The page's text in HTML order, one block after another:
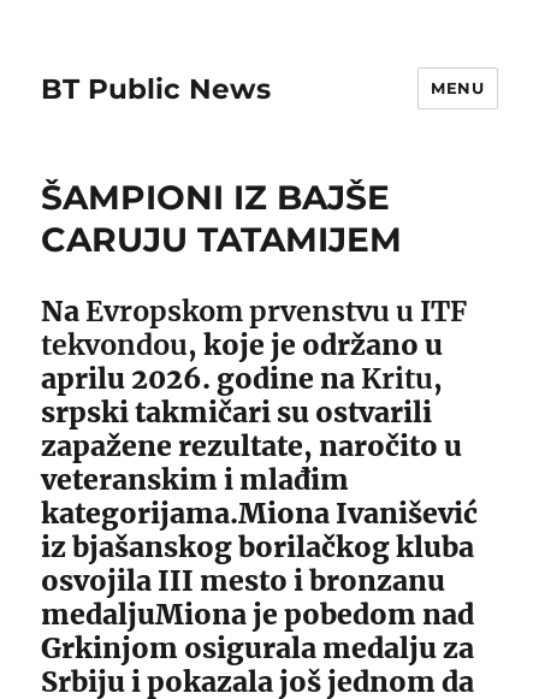
BT Public News MENU
ŠAMPIONI IZ BAJŠE
CARUJU TATAMIJEM
NaEvropskom prvenstvu u ITF
tekvondou, koje je održano u
aprilu 2026. godine na Kritu,
srpski takmičari su ostvarili
zapažene rezultate, naročito u
veteranskim i mlađim
kategorijama.Miona Ivanišević
iz bjašanskog borilačkog kluba
osvojila III mesto i bronzanu
medaljuMiona je pobedom nad
Grkinjom osigurala medalju za
Srbiju i pokazala još jednom da